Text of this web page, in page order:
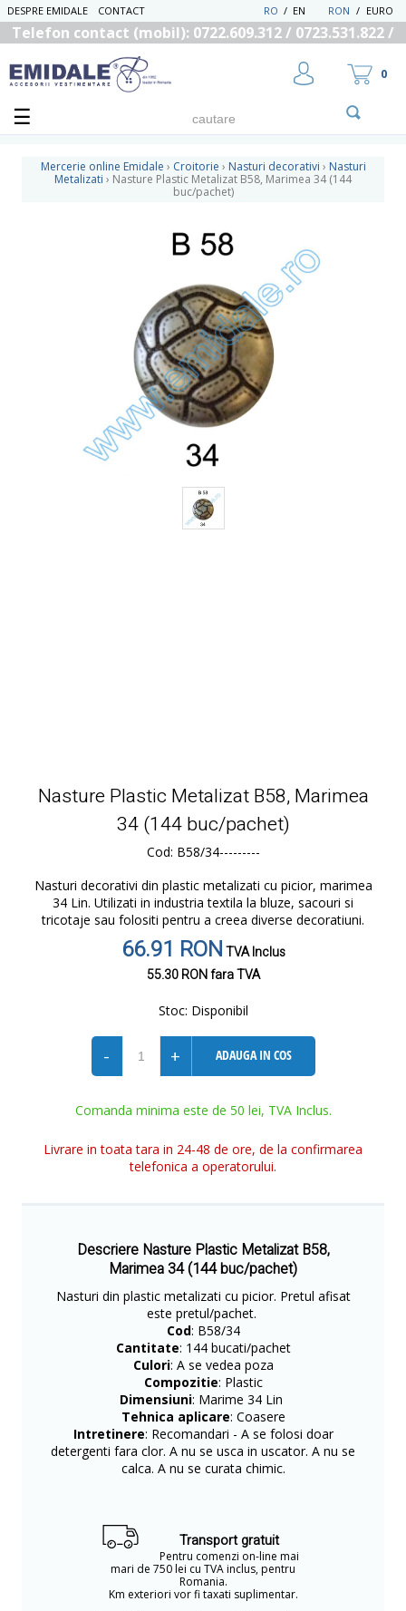
DESPRE EMIDALE CONTACT RON / EURO
EN
/
RO
Telefon contact (mobil): 0722.609.312 / 0723.531.822 /
0
Mercerie online Emidale › Croitorie › Nasturi decorativi › Nasturi
Metalizati › Nasture Plastic Metalizat B58, Marimea 34 (144
buc/pachet)
Nasture Plastic Metalizat B58, Marimea
34 (144 buc/pachet)
Cod: B58/34---------
Nasturi decorativi din plastic metalizati cu picior, marimea
34 Lin. Utilizati in industria textila la bluze, sacouri si
tricotaje sau folositi pentru a creea diverse decoratiuni.
66.91 RONTVA Inclus
55.30 RONfara TVA
Stoc: Disponibil
- + ADAUGA IN COS
Comanda minima este de 50 lei, TVA Inclus.
Livrare in toata tara in 24-48 de ore, de la confirmarea
telefonica a operatorului.
Descriere Nasture Plastic Metalizat B58,
Marimea 34 (144 buc/pachet)
Nasturi din plastic metalizati cu picior. Pretul afisat
este pretul/pachet.
Cod: B58/34
Cantitate: 144 bucati/pachet
Culori: A se vedea poza
Compozitie: Plastic
Dimensiuni: Marime 34 Lin
Tehnica aplicare: Coasere
Intretinere: Recomandari - A se folosi doar
detergenti fara clor. A nu se usca in uscator. A nu se
calca. A nu se curata chimic.
Transport gratuit
Pentru comenzi on-line mai
mari de 750 lei cu TVA inclus, pentru
Romania.
Km exteriori vor fi taxati suplimentar.